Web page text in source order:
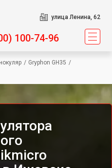
улица Ленина, 62
100-74-96
/ Gryphon GH35 /